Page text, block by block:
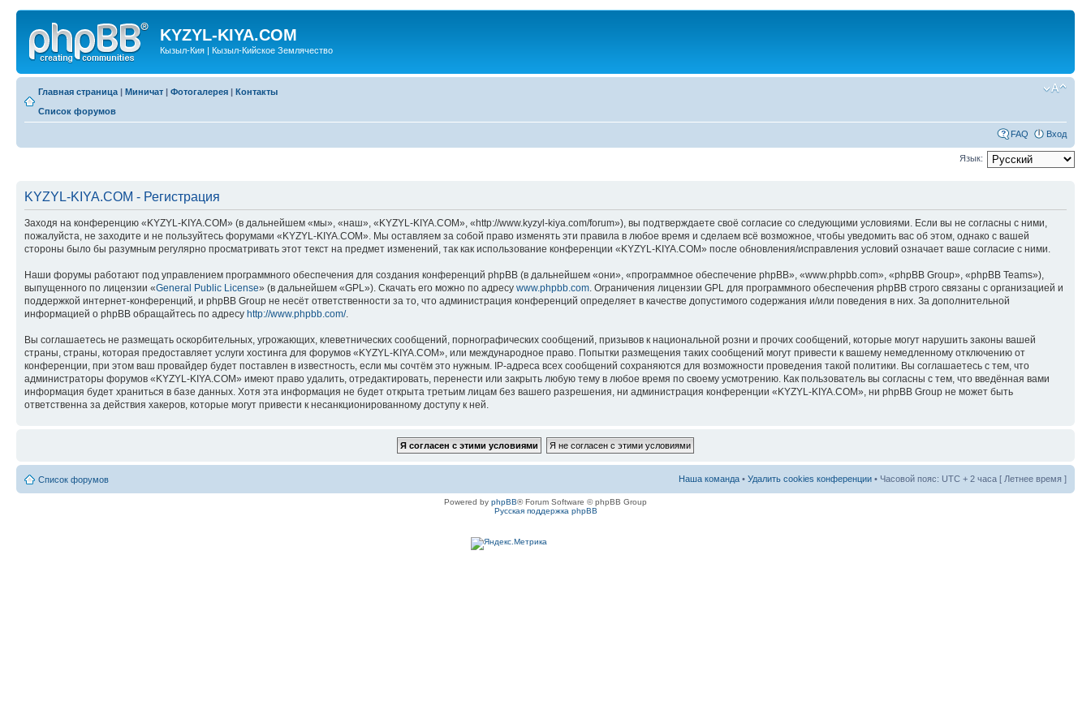
KYZYL-KIYA.COM
Кызыл-Кия | Кызыл-Кийское Землячество
Главная страница | Миничат | Фотогалерея | Контакты
Список форумов
FAQ Вход
Язык:
KYZYL-KIYA.COM - Регистрация
Заходя на конференцию «KYZYL-KIYA.COM» (в дальнейшем «мы», «наш», «KYZYL-KIYA.COM», «http://www.kyzyl-kiya.com/forum»), вы подтверждаете своё согласие со следующими условиями. Если вы не согласны с ними,
пожалуйста, не заходите и не пользуйтесь форумами «KYZYL-KIYA.COM». Мы оставляем за собой право изменять эти правила в любое время и сделаем всё возможное, чтобы уведомить вас об этом, однако с вашей
стороны было бы разумным регулярно просматривать этот текст на предмет изменений, так как использование конференции «KYZYL-KIYA.COM» после обновления/исправления условий означает ваше согласие с ними.
Наши форумы работают под управлением программного обеспечения для создания конференций phpBB (в дальнейшем «они», «программное обеспечение phpBB», «www.phpbb.com», «phpBB Group», «phpBB Teams»),
выпущенного по лицензии «General Public License» (в дальнейшем «GPL»). Скачать его можно по адресу www.phpbb.com. Ограничения лицензии GPL для программного обеспечения phpBB строго связаны с организацией и
поддержкой интернет-конференций, и phpBB Group не несёт ответственности за то, что администрация конференций определяет в качестве допустимого содержания и/или поведения в них. За дополнительной
информацией о phpBB обращайтесь по адресу http://www.phpbb.com/.
Вы соглашаетесь не размещать оскорбительных, угрожающих, клеветнических сообщений, порнографических сообщений, призывов к национальной розни и прочих сообщений, которые могут нарушить законы вашей
страны, страны, которая предоставляет услуги хостинга для форумов «KYZYL-KIYA.COM», или международное право. Попытки размещения таких сообщений могут привести к вашему немедленному отключению от
конференции, при этом ваш провайдер будет поставлен в известность, если мы сочтём это нужным. IP-адреса всех сообщений сохраняются для возможности проведения такой политики. Вы соглашаетесь с тем, что
администраторы форумов «KYZYL-KIYA.COM» имеют право удалить, отредактировать, перенести или закрыть любую тему в любое время по своему усмотрению. Как пользователь вы согласны с тем, что введённая вами
информация будет храниться в базе данных. Хотя эта информация не будет открыта третьим лицам без вашего разрешения, ни администрация конференции «KYZYL-KIYA.COM», ни phpBB Group не может быть
ответственна за действия хакеров, которые могут привести к несанкционированному доступу к ней.
Список форумов Наша команда • Удалить cookies конференции • Часовой пояс: UTC + 2 часа [ Летнее время ]
Powered by phpBB® Forum Software © phpBB Group
Русская поддержка phpBB